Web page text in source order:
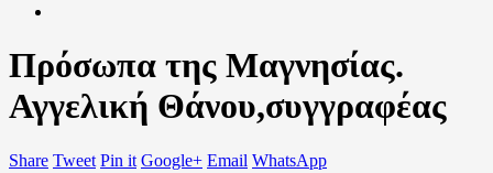
Πρόσωπα της Μαγνησίας.
Αγγελική Θάνου,συγγραφέας
Share Tweet Pin it Google+ Email WhatsApp